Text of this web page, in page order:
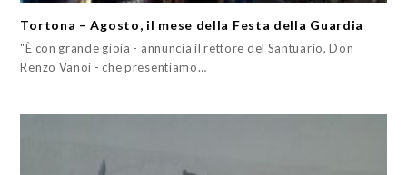
Tortona – Agosto, il mese della Festa della Guardia
"È con grande gioia - annuncia il rettore del Santuario, Don
Renzo Vanoi - che presentiamo…